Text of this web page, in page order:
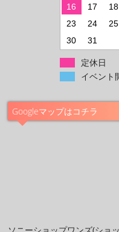
16
17 18
23
24 25
30
31
定休日
イベント
Googleマップはコチラ
ソニーショップワンズ(ショ